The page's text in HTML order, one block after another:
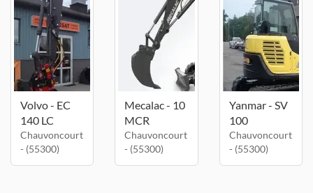
Volvo - EC
140 LC
Chauvoncourt
- (55300)
Mecalac - 10
MCR
Chauvoncourt
- (55300)
Yanmar - SV
100
Chauvoncourt
- (55300)